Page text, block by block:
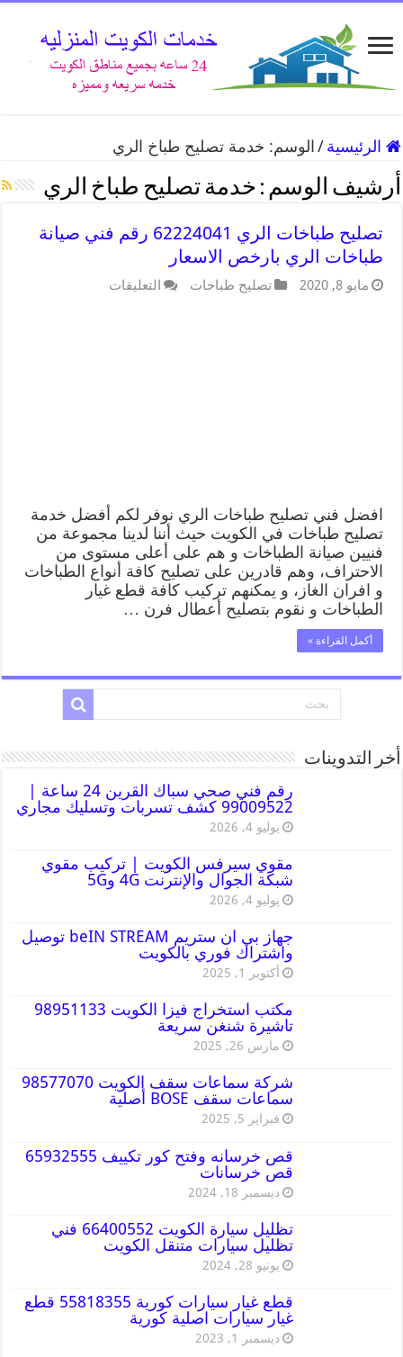
الرئيسية / الوسم: خدمة تصليح طباخ الري
أرشيف الوسم : خدمة تصليح طباخ الري
تصليح طباخات الري 62224041 رقم فني صيانة
طباخات الري بارخص الاسعار
مايو 8, 2020 تصليح طباخات التعليقات
افضل فني تصليح طباخات الري نوفر لكم أفضل خدمة
تصليح طباخات في الكويت حيث أننا لدينا مجموعة من
فنيين صيانة الطباخات و هم على أعلى مستوى من
الاحتراف، وهم قادرين على تصليح كافة أنواع الطباخات
و افران الغاز، و يمكنهم تركيب كافة قطع غيار
الطباخات و نقوم بتصليح أعطال فرن …
أكمل القراءة »
أخر التدوينات
رقم فني صحي سباك القرين 24 ساعة |
99009522 كشف تسربات وتسليك مجاري
يوليو 4, 2026
مقوي سيرفس الكويت | تركيب مقوي
شبكة الجوال والإنترنت 4G و5G
يوليو 4, 2026
جهاز بي ان ستريم beIN STREAM توصيل
واشتراك فوري بالكويت
أكتوبر 1, 2025
مكتب استخراج فيزا الكويت 98951133
تاشيرة شنغن سريعة
مارس 26, 2025
شركة سماعات سقف الكويت 98577070
سماعات سقف BOSE أصلية
فبراير 5, 2025
قص خرسانه وفتح كور تكييف 65932555
قص خرسانات
ديسمبر 18, 2024
تظليل سيارة الكويت 66400552 فني
تظليل سيارات متنقل الكويت
يونيو 28, 2024
قطع غيار سيارات كورية 55818355 قطع
غيار سيارات اصلية كورية
ديسمبر 1, 2023